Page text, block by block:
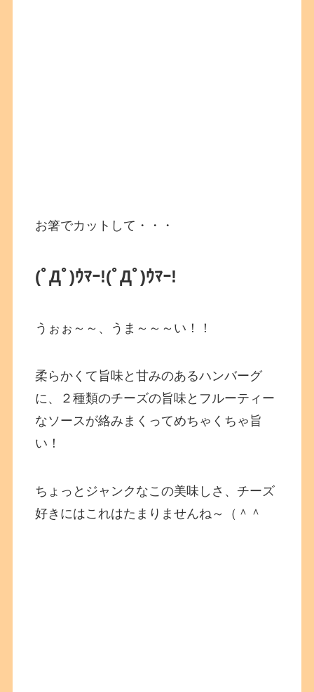
お箸でカットして・・・
(ﾟДﾟ)ｳﾏｰ!(ﾟДﾟ)ｳﾏｰ!
うぉぉ～～、うま～～～い！！
柔らかくて旨味と甘みのあるハンバーグ
に、２種類のチーズの旨味とフルーティー
なソースが絡みまくってめちゃくちゃ旨
い！
ちょっとジャンクなこの美味しさ、チーズ
好きにはこれはたまりませんね～（＾＾